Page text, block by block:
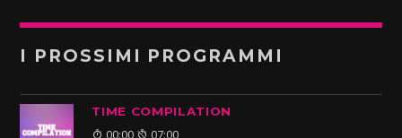
I PROSSIMI PROGRAMMI
TIME COMPILATION